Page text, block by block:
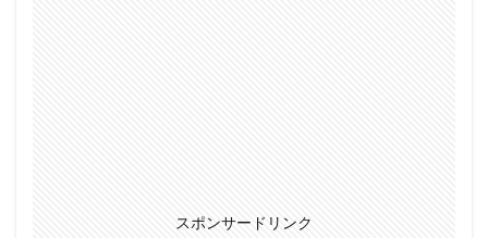
スポンサードリンク